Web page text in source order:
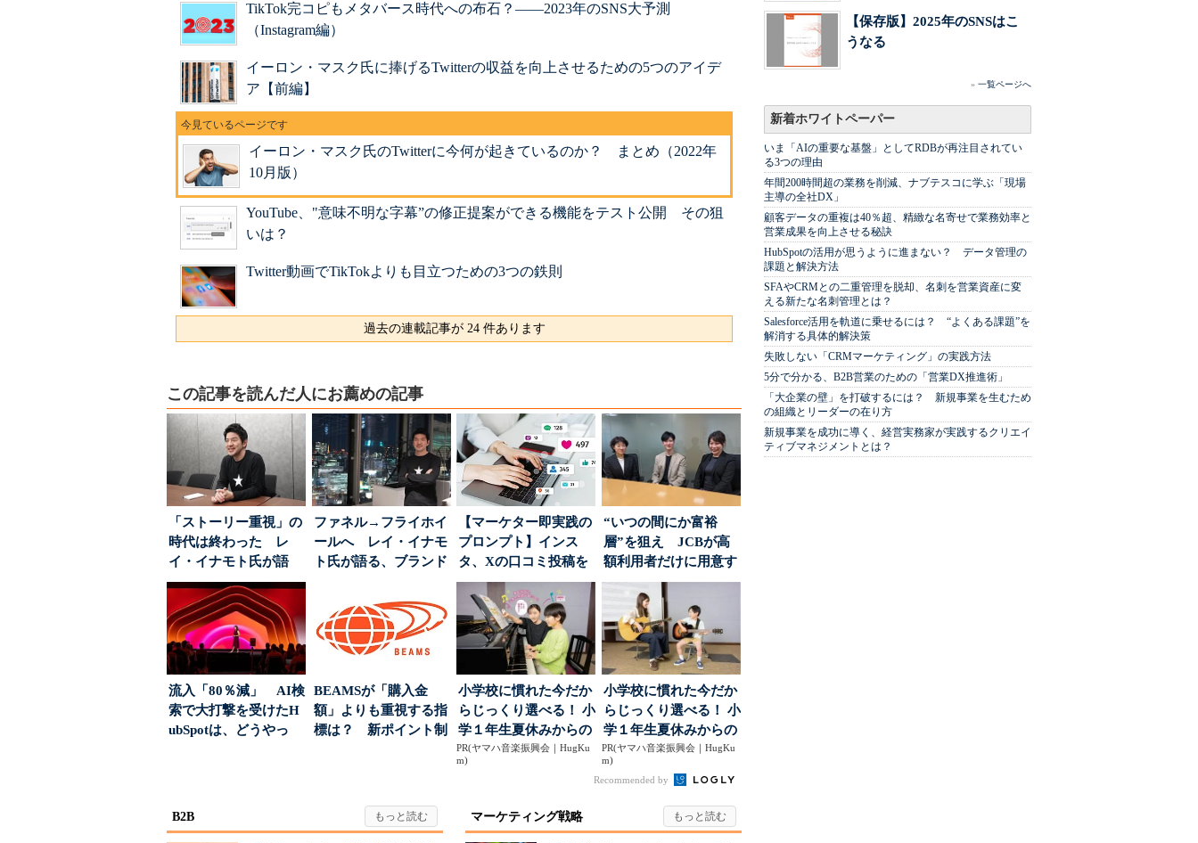
TikTok完コピもメタバース時代への布石？――2023年のSNS大予測
（Instagram編）
イーロン・マスク氏に捧げるTwitterの収益を向上させるための5つのアイデ
ア【前編】
イーロン・マスク氏のTwitterに今何が起きているのか？ まとめ（2022年
10月版）
YouTube、"意味不明な字幕”の修正提案ができる機能をテスト公開 その狙
いは？
Twitter動画でTikTokよりも目立つための3つの鉄則
過去の連載記事が 24 件あります
この記事を読んだ人にお薦めの記事
「ストーリー重視」の
時代は終わった レ
イ・イナモト氏が語
る、信頼を軸にしたブ
ラン...
ファネル→フライホイ
ールへ レイ・イナモ
ト氏が語る、ブランド
【マーケター即実践の
プロンプト】インス
タ、Xの口コミ投稿を
分析→戦略立案に生か
す...
“いつの間にか富裕
層”を狙え JCBが高
額利用者だけに用意す
る「特別体験」
流入「80％減」 AI検
索で大打撃を受けたH
ubSpotは、どうやっ
BEAMSが「購入金
額」よりも重視する指
標は？ 新ポイント制
小学校に慣れた今だか
らじっくり選べる！ 小
学１年生夏休みからの
「音楽教室」デビュ...
PR(ヤマハ音楽振興会｜HugKu
m)
小学校に慣れた今だか
らじっくり選べる！ 小
学１年生夏休みからの
「音楽教室」デビュ...
PR(ヤマハ音楽振興会｜HugKu
m)
Recommended by
B2B マーケティング戦略
【保存版】2025年のSNSはこ
うなる
» 一覧ページへ
新着ホワイトペーパー
いま「AIの重要な基盤」としてRDBが再注目されてい
る3つの理由
年間200時間超の業務を削減、ナブテスコに学ぶ「現場
主導の全社DX」
顧客データの重複は40％超、精緻な名寄せで業務効率と
営業成果を向上させる秘訣
HubSpotの活用が思うように進まない？ データ管理の
課題と解決方法
SFAやCRMとの二重管理を脱却、名刺を営業資産に変
える新たな名刺管理とは？
Salesforce活用を軌道に乗せるには？ “よくある課題”を
解消する具体的解決策
失敗しない「CRMマーケティング」の実践方法
5分で分かる、B2B営業のための「営業DX推進術」
「大企業の壁」を打破するには？ 新規事業を生むため
の組織とリーダーの在り方
新規事業を成功に導く、経営実務家が実践するクリエイ
ティブマネジメントとは？